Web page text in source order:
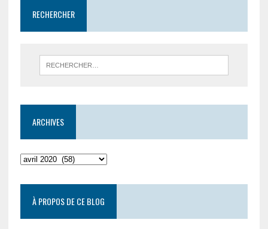
RECHERCHER
ARCHIVES
À PROPOS DE CE BLOG